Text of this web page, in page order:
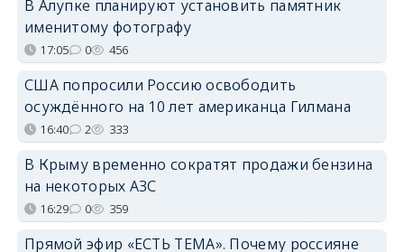
В Алупке планируют установить памятник
именитому фотографу
17:05 0 456
США попросили Россию освободить
осуждённого на 10 лет американца Гилмана
16:40 2 333
В Крыму временно сократят продажи бензина
на некоторых АЗС
16:29 0 359
Прямой эфир «ЕСТЬ ТЕМА». Почему россияне